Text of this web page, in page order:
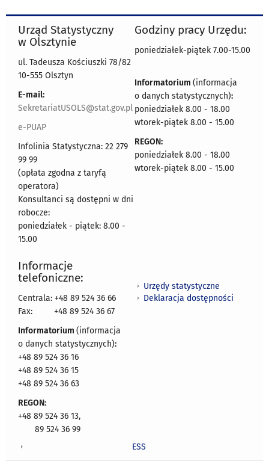
Urząd Statystyczny
w Olsztynie
ul. Tadeusza Kościuszki 78/82
10-555 Olsztyn
E-mail:
SekretariatUSOLS@stat.gov.pl
e-PUAP
Infolinia Statystyczna: 22 279
99 99
(opłata zgodna z taryfą
operatora)
Konsultanci są dostępni w dni
robocze:
poniedziałek - piątek: 8.00 -
15.00
Godziny pracy Urzędu:
poniedziałek-piątek 7.00-15.00
Informatorium (informacja
o danych statystycznych):
poniedziałek 8.00 - 18.00
wtorek-piątek 8.00 - 15.00
REGON:
poniedziałek 8.00 - 18.00
wtorek-piątek 8.00 - 15.00
Informacje
telefoniczne:
Centrala: +48 89 524 36 66
Fax:
+48 89 524 36 67
Informatorium (informacja
o danych statystycznych):
+48 89 524 36 16
+48 89 524 36 15
+48 89 524 36 63
REGON:
+48 89 524 36 13,
89 524 36 99
Urzędy statystyczne
Deklaracja dostępności
ESS